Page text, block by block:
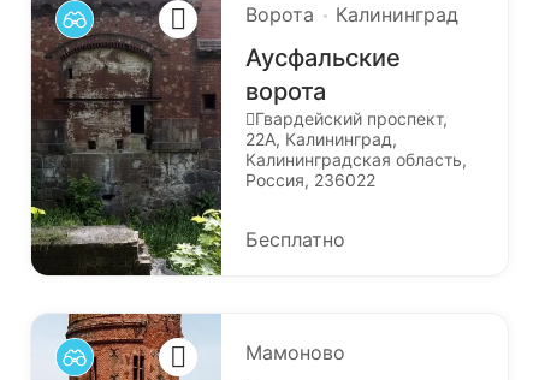
Ворота Калининград
Аусфальские
ворота
Гвардейский проспект,
22А, Калининград,
Калининградская область,
Россия, 236022
Бесплатно
Мамоново